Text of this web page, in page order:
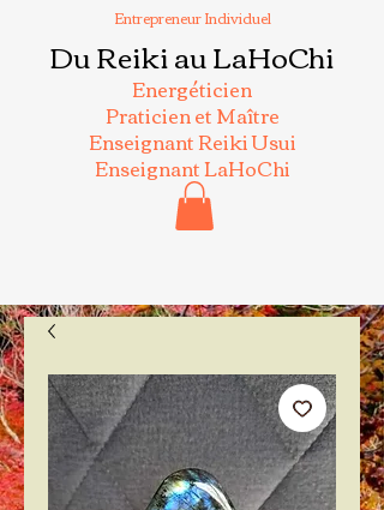
Entrepreneur Individuel
Du Reiki au LaHoChi
Energéticien
Praticien et Maître
Enseignant Reiki Usui
Enseignant LaHoChi